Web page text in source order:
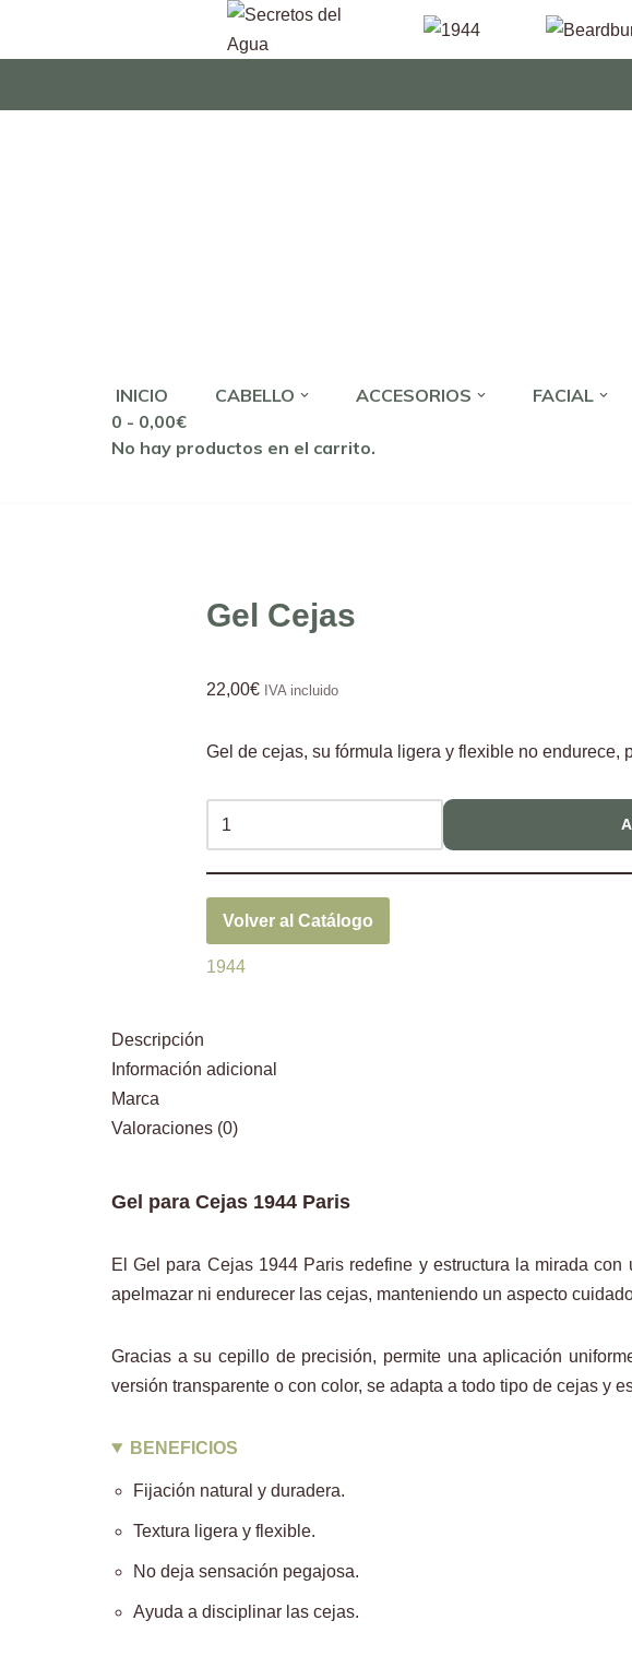
INICIO CABELLO ACCESORIOS FACIAL
0 - 0,00€
No hay productos en el carrito.
Gel Cejas
22,00€ IVA incluido
Gel de cejas, su fórmula ligera y flexible no endurece,
Volver al Catálogo
1944
Descripción
Información adicional
Marca
Valoraciones (0)
Gel para Cejas 1944 Paris
El Gel para Cejas 1944 Paris redefine y estructura la mirada
apelmazar ni endurecer las cejas, manteniendo un aspecto
Gracias a su cepillo de precisión, permite una aplicación
versión transparente o con color, se adapta a todo tipo de cejas y
BENEFICIOS
Fijación natural y duradera.
Textura ligera y flexible.
No deja sensación pegajosa.
Ayuda a disciplinar las cejas.